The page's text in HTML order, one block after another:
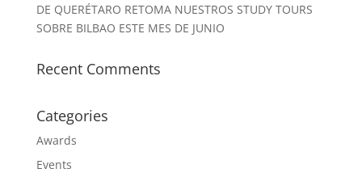
DE QUERÉTARO RETOMA NUESTROS STUDY TOURS
SOBRE BILBAO ESTE MES DE JUNIO
Recent Comments
Categories
Awards
Events